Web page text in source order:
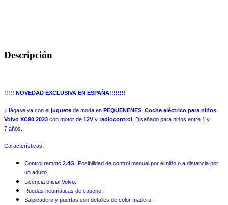
Descripción
!!!!! NOVEDAD EXCLUSIVA EN ESPAÑA!!!!!!!!
¡Hágase ya con el juguete de moda en PEQUENENES! Coche eléctrico para niños
Volvo XC90 2023 con motor de 12Vy radiocontrol . Diseñado para niños entre 1 y
7 años.
Características:
Control remoto 2.4G . Posibilidad de control manual por el niño o a distancia por
un adulto.
Licencia oficial Volvo.
Ruedas neumáticas de caucho.
Salpicadero y puertas con detalles de color madera.